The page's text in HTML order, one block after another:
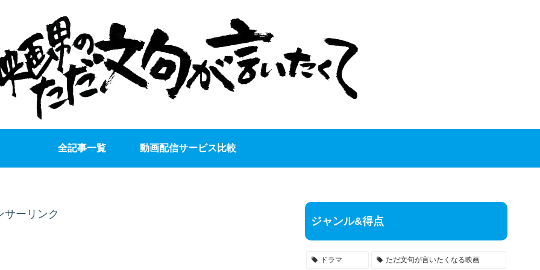
全記事一覧 動画配信サービス比較
サーリンク
ジャンル&得点
ドラマ ただ文句が言いたくなる映画